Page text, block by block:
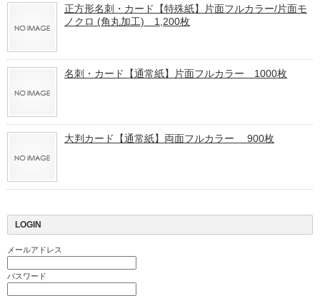
正方形名刺・カード【特殊紙】片面フルカラー/片面モ
ノクロ (角丸加工) 1,200枚
名刺・カード【通常紙】片面フルカラー 1000枚
大判カード【通常紙】両面フルカラー 900枚
LOGIN
メールアドレス
パスワード